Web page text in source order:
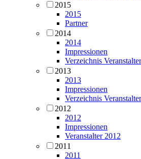
2015
2015
Partner
2014
2014
Impressionen
Verzeichnis
2013
2013
Impressionen
Verzeichnis
2012
2012
Impressionen
Veranstalter 2012
2011
2011